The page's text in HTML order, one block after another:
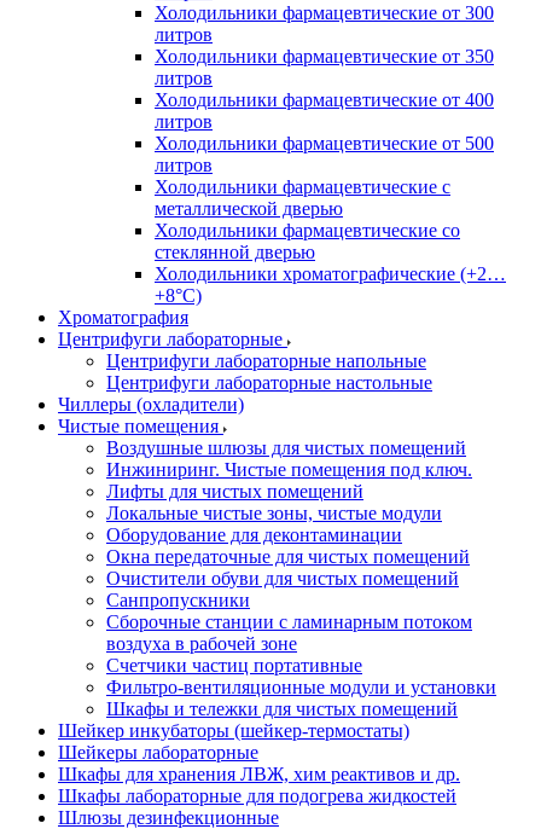
Холодильники фармацевтические от 300
литров
Холодильники фармацевтические от 350
литров
Холодильники фармацевтические от 400
литров
Холодильники фармацевтические от 500
литров
Холодильники фармацевтические с
металлической дверью
Холодильники фармацевтические со
стеклянной дверью
Холодильники хроматографические (+2…
+8°C)
Хроматография
Центрифуги лабораторные
Центрифуги лабораторные напольные
Центрифуги лабораторные настольные
Чиллеры (охладители)
Чистые помещения
Воздушные шлюзы для чистых помещений
Инжиниринг. Чистые помещения под ключ.
Лифты для чистых помещений
Локальные чистые зоны, чистые модули
Оборудование для деконтаминации
Окна передаточные для чистых помещений
Очистители обуви для чистых помещений
Санпропускники
Сборочные станции с ламинарным потоком
воздуха в рабочей зоне
Счетчики частиц портативные
Фильтро-вентиляционные модули и установки
Шкафы и тележки для чистых помещений
Шейкер инкубаторы (шейкер-термостаты)
Шейкеры лабораторные
Шкафы для хранения ЛВЖ, хим реактивов и др.
Шкафы лабораторные для подогрева жидкостей
Шлюзы дезинфекционные